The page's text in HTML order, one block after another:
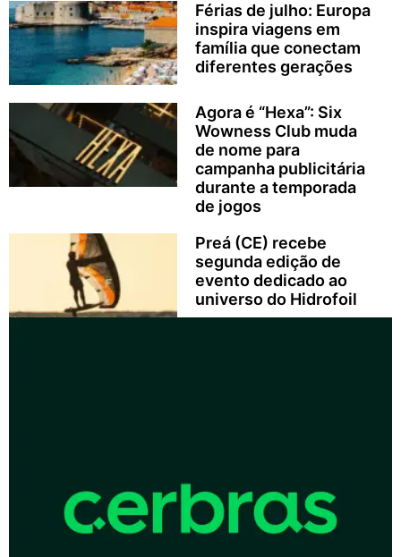
Férias de julho: Europa
inspira viagens em
família que conectam
diferentes gerações
Agora é “Hexa”: Six
Wowness Club muda
de nome para
campanha publicitária
durante a temporada
de jogos
Preá (CE) recebe
segunda edição de
evento dedicado ao
universo do Hidrofoil